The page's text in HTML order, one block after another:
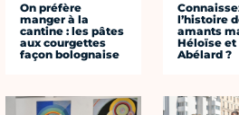
On préfère
manger à la
cantine : les pâtes
aux courgettes
façon bolognaise
l’histoire
amants
Héloïse et
Abélard ?